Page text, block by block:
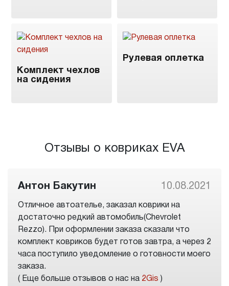
Комплект чехлов
на сидения
Рулевая оплетка
Отзывы о ковриках EVA
Антон Бакутин 10.08.2021
Отличное автоателье, заказал коврики на
достаточно редкий автомобиль(Chevrolet
Rezzo). При оформлении заказа сказали что
комплект ковриков будет готов завтра, а через 2
часа поступило уведомление о готовности моего
заказа.
( Еще больше отзывов о нас на 2Gis )